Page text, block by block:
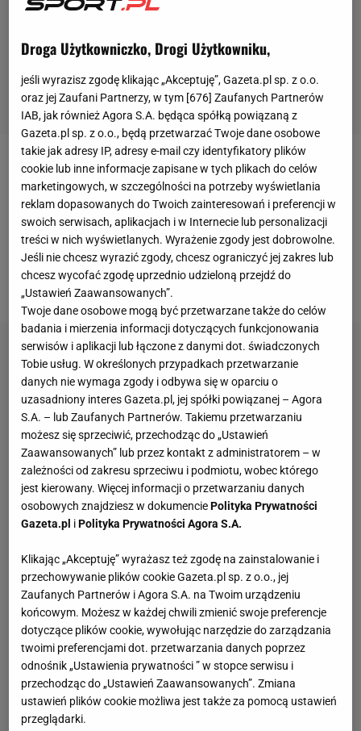
Wicelider rankingu został pokonany przez Denisa
Szapowałowa, który zajmuje w nim dopiero 143.
miejsce - 3:6, 6:4, 7:6(4). Co ciekawe, 18-letni
Kanadyjczyk (urodzony w Izraelu) ponad miesiąc
temu został wyeliminowany przez Jerzego
Janowicza w pierwszej rundzie Wimbledonu.
Droga Użytkowniczko, Drogi Użytkowniku,
jeśli wyrazisz zgodę klikając „Akceptuję”, Gazeta.pl sp. z o.o.
oraz jej Zaufani Partnerzy, w tym [676] Zaufanych Partnerów
IAB, jak również Agora S.A. będąca spółką powiązaną z
Gazeta.pl sp. z o.o., będą przetwarzać Twoje dane osobowe
takie jak adresy IP, adresy e-mail czy identyfikatory plików
cookie lub inne informacje zapisane w tych plikach do celów
marketingowych, w szczególności na potrzeby wyświetlania
reklam dopasowanych do Twoich zainteresowań i preferencji w
swoich serwisach, aplikacjach i w Internecie lub personalizacji
treści w nich wyświetlanych. Wyrażenie zgody jest dobrowolne.
Jeśli nie chcesz wyrazić zgody, chcesz ograniczyć jej zakres lub
chcesz wycofać zgodę uprzednio udzieloną przejdź do
„Ustawień Zaawansowanych”.
Twoje dane osobowe mogą być przetwarzane także do celów
badania i mierzenia informacji dotyczących funkcjonowania
serwisów i aplikacji lub łączone z danymi dot. świadczonych
Tobie usług. W określonych przypadkach przetwarzanie
danych nie wymaga zgody i odbywa się w oparciu o
uzasadniony interes Gazeta.pl, jej spółki powiązanej – Agora
S.A. – lub Zaufanych Partnerów. Takiemu przetwarzaniu
możesz się sprzeciwić, przechodząc do „Ustawień
Zaawansowanych” lub przez kontakt z administratorem – w
zależności od zakresu sprzeciwu i podmiotu, wobec którego
jest kierowany. Więcej informacji o przetwarzaniu danych
osobowych znajdziesz w dokumenciePolityka Prywatności
Gazeta.pl iPolityka Prywatności Agora S.A.
Klikając „Akceptuję” wyrażasz też zgodę na zainstalowanie i
przechowywanie plików cookie Gazeta.pl sp. z o.o., jej
Zaufanych Partnerów i Agora S.A. na Twoim urządzeniu
końcowym. Możesz w każdej chwili zmienić swoje preferencje
dotyczące plików cookie, wywołując narzędzie do zarządzania
twoimi preferencjami dot. przetwarzania danych poprzez
odnośnik „Ustawienia prywatności ” w stopce serwisu i
przechodząc do „Ustawień Zaawansowanych”. Zmiana
ustawień plików cookie możliwa jest także za pomocą ustawień
przeglądarki.